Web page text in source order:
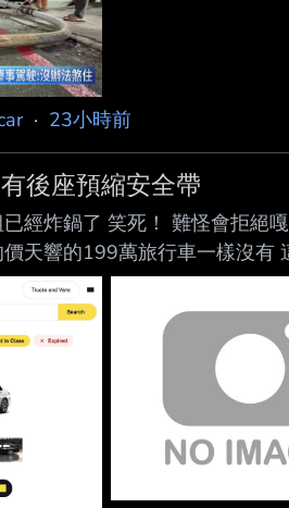
· 23小時前
後座預縮安全帶
經炸鍋了 笑死！ 難怪會拒絕
天響的199萬旅行車一樣沒有